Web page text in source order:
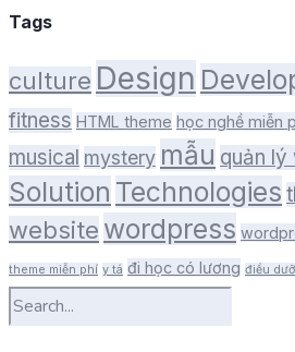
Tags
culture Design
fitness HTML theme học nghề miễn
musical mystery mẫu quản lý
Solution Technologies
website wordpress
theme miễn phí y tá đi học có lương điều